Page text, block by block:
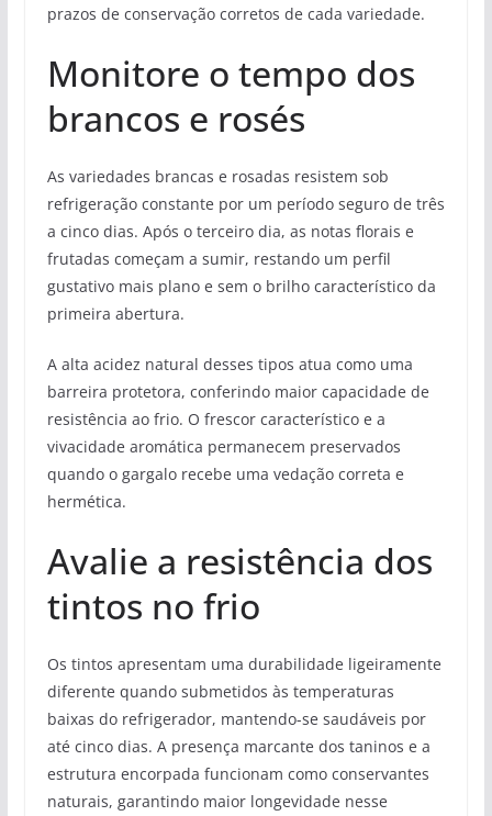
prazos de conservação corretos de cada variedade.
Monitore o tempo dos
brancos e rosés
As variedades brancas e rosadas resistem sob
refrigeração constante por um período seguro de três
a cinco dias. Após o terceiro dia, as notas florais e
frutadas começam a sumir, restando um perfil
gustativo mais plano e sem o brilho característico da
primeira abertura.
A alta acidez natural desses tipos atua como uma
barreira protetora, conferindo maior capacidade de
resistência ao frio. O frescor característico e a
vivacidade aromática permanecem preservados
quando o gargalo recebe uma vedação correta e
hermética.
Avalie a resistência dos
tintos no frio
Os tintos apresentam uma durabilidade ligeiramente
diferente quando submetidos às temperaturas
baixas do refrigerador, mantendo-se saudáveis por
até cinco dias. A presença marcante dos taninos e a
estrutura encorpada funcionam como conservantes
naturais, garantindo maior longevidade nesse